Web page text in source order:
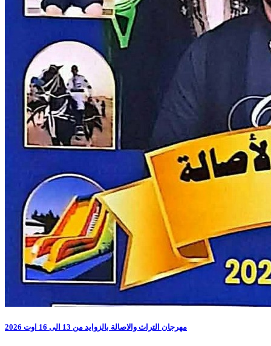
مهرجان التراث والاصالة بالزوايد من 13 الى 16 اوت 2026